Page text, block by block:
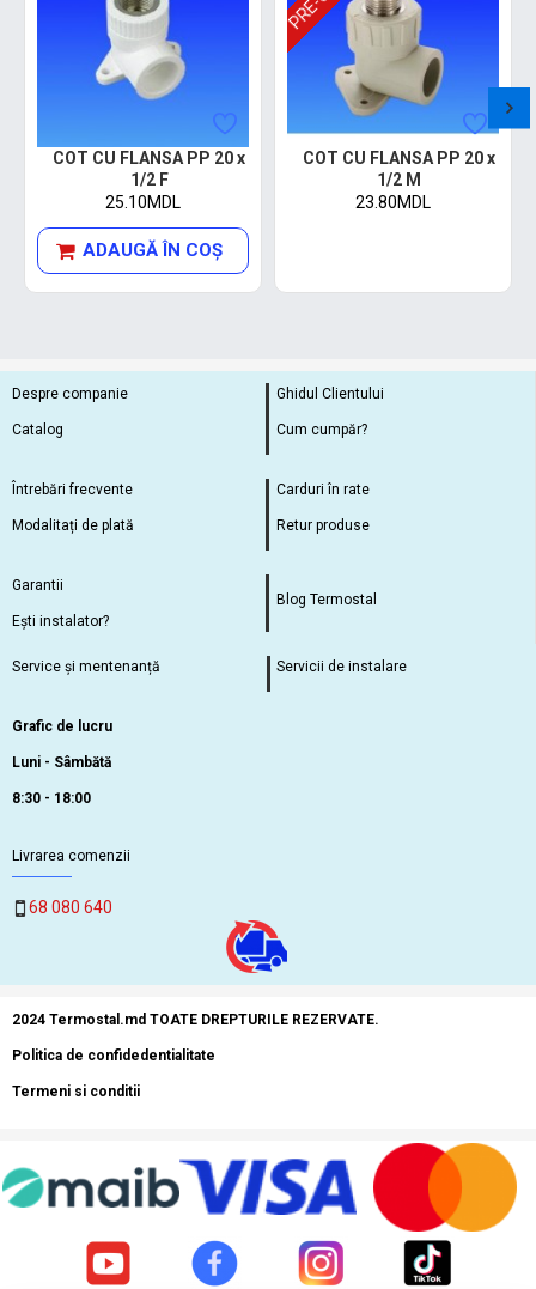
COT CU FLANSA PP 20 x
1/2 F
25.10MDL
ADAUGĂ ÎN COŞ
COT CU FLANSA PP 20 x
1/2 M
23.80MDL
Despre companie
Catalog
Ghidul Clientului
Cum cumpăr?
Întrebări frecvente
Modalitați de plată
Carduri în rate
Retur produse
Garantii
Ești instalator?
Blog Termostal
Service și mentenanță Servicii de instalare
Grafic de lucru
Luni - Sâmbătă
8:30 - 18:00
Livrarea comenzii
68 080 640
2024 Termostal.md TOATE DREPTURILE REZERVATE.
Politica de confidedentialitate
Termeni si conditii